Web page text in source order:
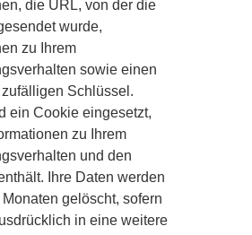
die URL, von der die
wurde,
zu Ihrem
sowie einen
Schlüssel.
ein Cookie eingesetzt,
zu Ihrem
und den
Ihre Daten werden
gelöscht, sofern
in eine weitere